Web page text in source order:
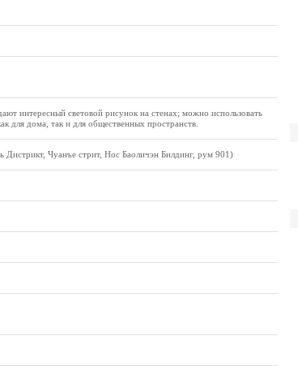
интересный световой рисунок на стенах; можно использовать
для дома, так и для общественных пространств.
Чуанъе стрит, Нос Баоличэн Билдинг, рум 901)